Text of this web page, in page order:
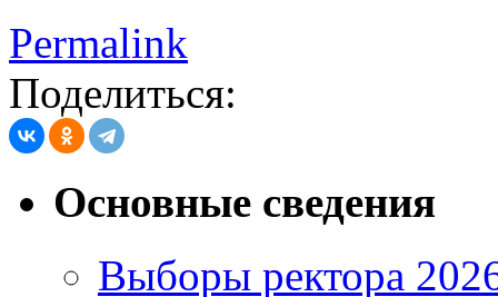
Permalink
Поделиться:
Основные сведения
Выборы ректора